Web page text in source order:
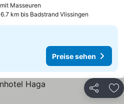
Masseuren
6.7 km bis Badstrand Vlissingen
Preise sehen
Teilen